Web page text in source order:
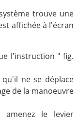
trouve une
affichée à l'écran
l'instruction " fig.
ne se déplace
de la manoeuvre
amenez le levier